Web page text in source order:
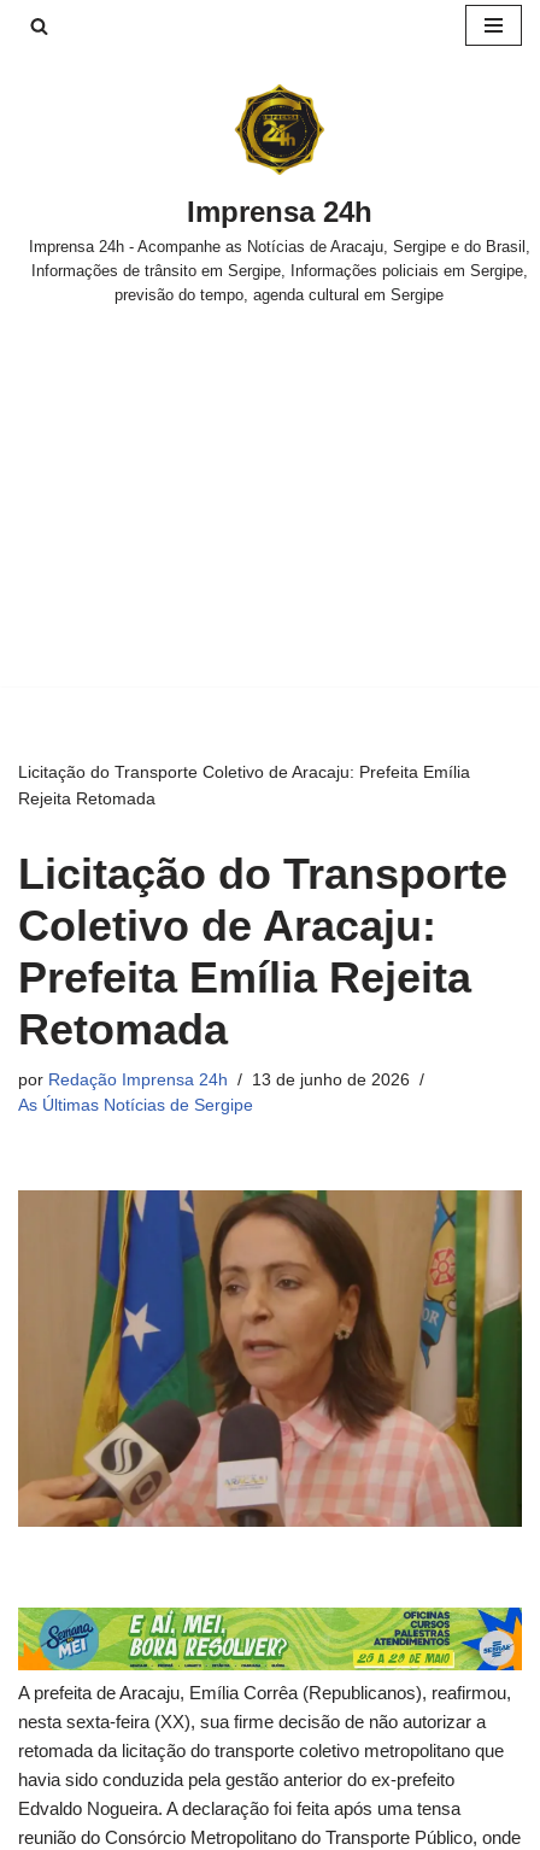
Imprensa 24h
Imprensa 24h - Acompanhe as Notícias de Aracaju, Sergipe e do Brasil,
Informações de trânsito em Sergipe, Informações policiais em Sergipe,
previsão do tempo, agenda cultural em Sergipe
Licitação do Transporte Coletivo de Aracaju: Prefeita Emília
Rejeita Retomada
Licitação do Transporte
Coletivo de Aracaju:
Prefeita Emília Rejeita
Retomada
por Redação Imprensa 24h
13 de junho de 2026
As Últimas Notícias de Sergipe
A prefeita de Aracaju, Emília Corrêa (Republicanos), reafirmou,
nesta sexta-feira (XX), sua firme decisão de não autorizar a
retomada da licitação do transporte coletivo metropolitano que
havia sido conduzida pela gestão anterior do ex-prefeito
Edvaldo Nogueira. A declaração foi feita após uma tensa
reunião do Consórcio Metropolitano do Transporte Público, onde